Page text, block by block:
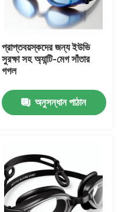
প্রাপ্তবয়স্কদের জন্য ইউভি
সুরক্ষা সহ অ্যান্টি-মেগ সাঁতার
গগল
অনুসন্ধান পাঠান